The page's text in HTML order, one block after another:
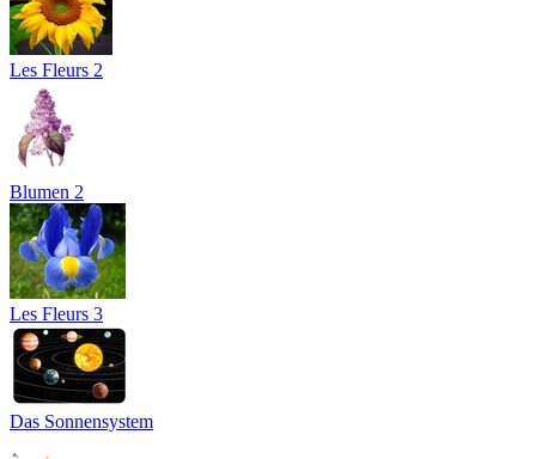
Les Fleurs 2
Blumen 2
Les Fleurs 3
Das Sonnensystem